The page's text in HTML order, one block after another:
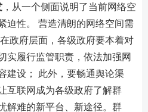
，从一个侧面说明了当前网络空
迫性。 营造清朗的网络空间需
政府层面，各级政府要本着对
实履行监管职责，依法加强网
建设； 此外，要畅通舆论渠
互联网成为各级政府了解群
解难的新平台、新途径。群